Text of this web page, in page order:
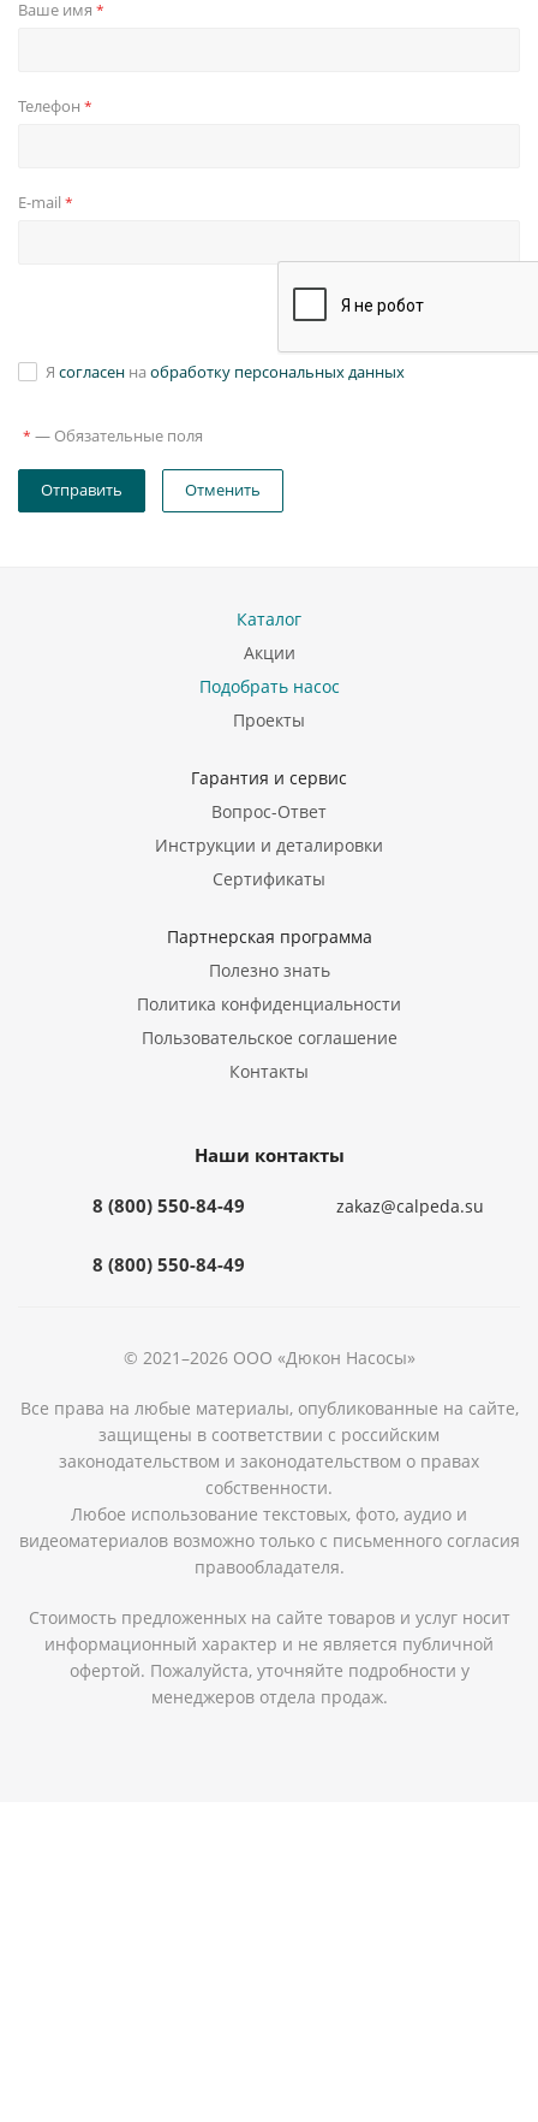
Ваше имя *
Телефон *
E-mail *
Я согласен на обработку персональных данных
* — Обязательные поля
Отправить Отменить
Каталог
Акции
Подобрать насос
Проекты
Гарантия и сервис
Вопрос-Ответ
Инструкции и деталировки
Сертификаты
Партнерская программа
Полезно знать
Политика конфиденциальности
Пользовательское соглашение
Контакты
Наши контакты
8 (800) 550-84-49
8 (800) 550-84-49
zakaz@calpeda.su
© 2021–2026 ООО «Дюкон Насосы»
Все права на любые материалы, опубликованные на сайте,
защищены в соответствии с российским
законодательством и законодательством о правах
собственности.
Любое использование текстовых, фото, аудио и
видеоматериалов возможно только с письменного согласия
правообладателя.
Стоимость предложенных на сайте товаров и услуг носит
информационный характер и не является публичной
офертой. Пожалуйста, уточняйте подробности у
менеджеров отдела продаж.